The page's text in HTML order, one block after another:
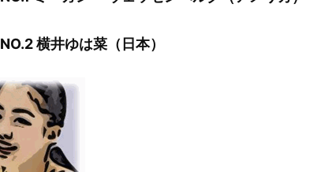
NO.2 横井ゆは菜（日本）